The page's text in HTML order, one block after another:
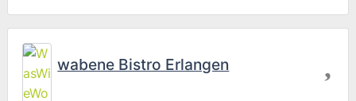
wabene Bistro Erlangen